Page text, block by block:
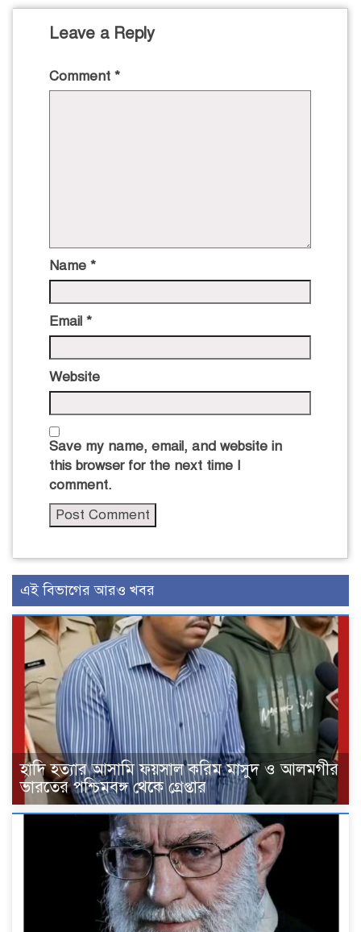
Leave a Reply
Comment *
Name *
Email *
Website
Save my name, email, and website in
this browser for the next time I
comment.
এই বিভাগের আরও খবর
হাদি হত্যার আসামি ফয়সাল করিম মাসুদ ও আলমগীর
ভারতের পশ্চিমবঙ্গ থেকে গ্রেপ্তার